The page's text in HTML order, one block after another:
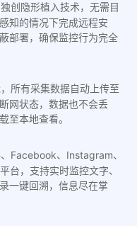
创隐形植入技术，无需目
知的情况下完成远程安
部署，确保监控行为完全
所有采集数据自动上传至
网状态，数据也不会丢
至本地查看。
Facebook、Instagram、
台，支持实时监控文字、
一键回溯，信息尽在掌